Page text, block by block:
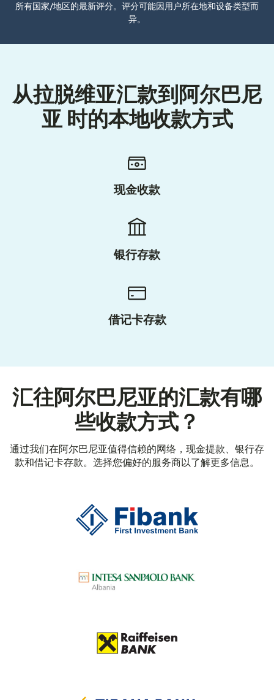
所有国家/地区的最新评分。评分可能因用户所在地和设备类型而
异。
从拉脱维亚汇款到阿尔巴尼
亚 时的本地收款方式
现金收款
银行存款
借记卡存款
汇往阿尔巴尼亚的汇款有哪
些收款方式？
通过我们在阿尔巴尼亚值得信赖的网络，现金提款、银行存
款和借记卡存款。选择您偏好的服务商以了解更多信息。